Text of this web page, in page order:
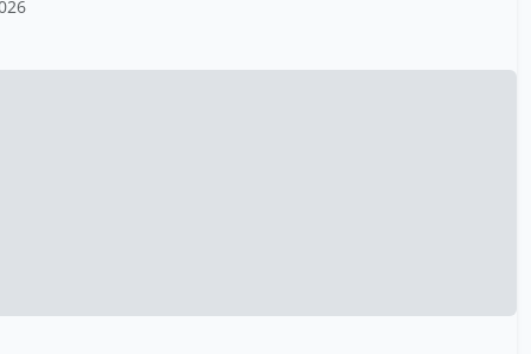
Burmester Isabell
Carrère Céline 1